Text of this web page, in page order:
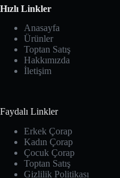
Hızlı Linkler
Anasayfa
Ürünler
Toptan Satış
Hakkımızda
İletişim
Faydalı Linkler
Erkek Çorap
Kadın Çorap
Çocuk Çorap
Toptan Satış
Gizlilik Politikası